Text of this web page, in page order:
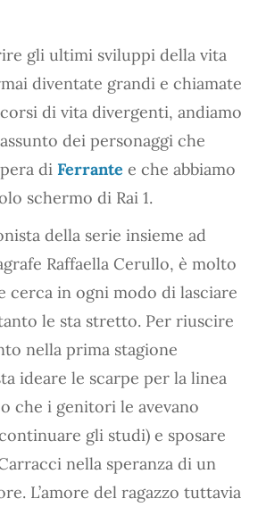
gli ultimi sviluppi della vita
diventate grandi e chiamate
di vita divergenti, andiamo
dei personaggi che
di Ferrante e che abbiamo
schermo di Rai 1.
della serie insieme ad
Raffaella Cerullo, è molto
cerca in ogni modo di lasciare
le sta stretto. Per riuscire
nella prima stagione
ideare le scarpe per la linea
che i genitori le avevano
gli studi) e sposare
nella speranza di un
L’amore del ragazzo tuttavia